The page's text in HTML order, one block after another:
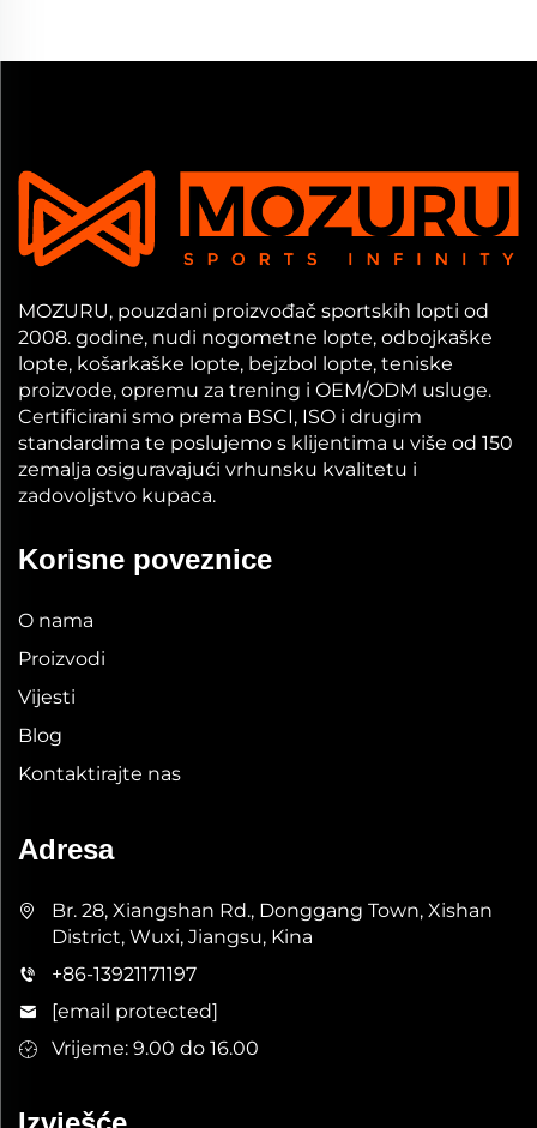
MOZURU, pouzdani proizvođač sportskih lopti od
2008. godine, nudi nogometne lopte, odbojkaške
lopte, košarkaške lopte, bejzbol lopte, teniske
proizvode, opremu za trening i OEM/ODM usluge.
Certificirani smo prema BSCI, ISO i drugim
standardima te poslujemo s klijentima u više od 150
zemalja osiguravajući vrhunsku kvalitetu i
zadovoljstvo kupaca.
Korisne poveznice
O nama
Proizvodi
Vijesti
Blog
Kontaktirajte nas
Adresa
Br. 28, Xiangshan Rd., Donggang Town, Xishan
District, Wuxi, Jiangsu, Kina
+86-13921171197
[email protected]
Vrijeme: 9.00 do 16.00